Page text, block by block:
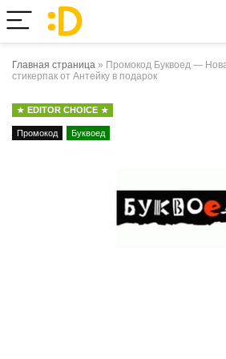
Главная страница » Промокод Буквоед —
стикерпак от Антейку в подарок
EDITOR CHOICE
Промокод Буквоед